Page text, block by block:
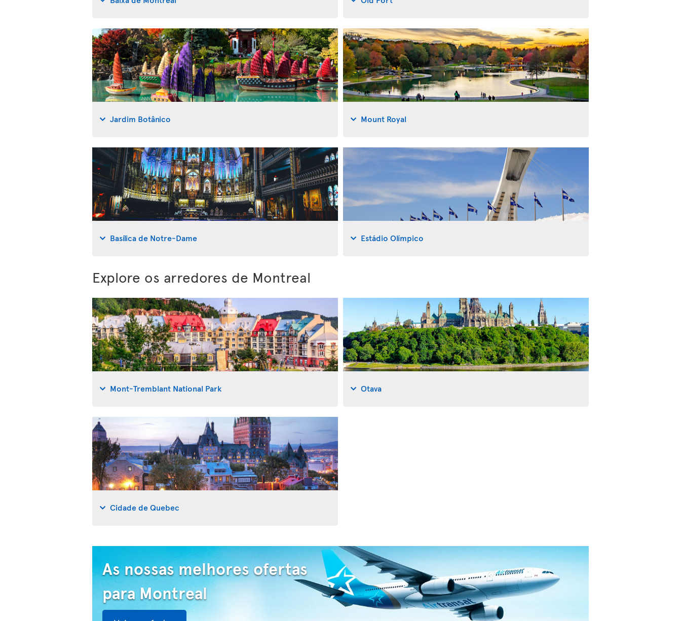
Jardim Botânico Mount Royal
Basílica de Notre-Dame Estádio Olímpico
Explore os arredores de Montreal
Mont-Tremblant National Park Otava
Cidade de Quebec
As nossas melhores ofertas
para Montreal